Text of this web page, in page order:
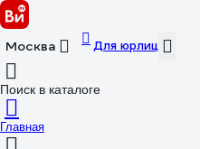
Москва Для юрлиц
Поиск в каталоге
Главная